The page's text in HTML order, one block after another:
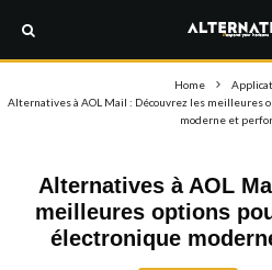
Home
Alternatives à AOL Mail : Découvrez les meilleures
moderne et
Alternatives à AOL
meilleures options
électronique